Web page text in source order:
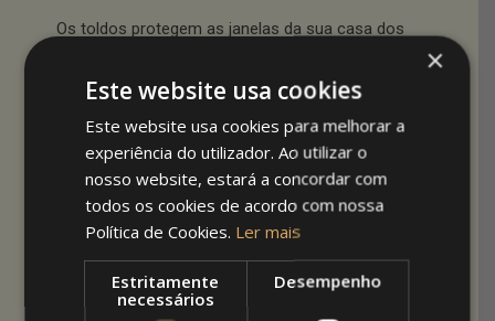
Os toldos protegem as janelas da sua casa dos
elementos externos, incluindo água da chuva.
Isto é especialmente relevante quando as
janelas são de madeira, pois a água penetra na
madeira e com o tempo começam a surgir
rachas e fungos que danificam as janelas.
Os toldos de tecido protegem as janelas de sua
chuva. Escolha toldos de tecido coberto com
um revestimento à prova d’água para proteção
×
Este website usa cookies
Este website usa cookies para melhorar a
experiência do utilizador. Ao utilizar o
nosso website, estará a concordar com
todos os cookies de acordo com nossa
Política de Cookies. Ler mais
Estritamente
necessários
Desempenho